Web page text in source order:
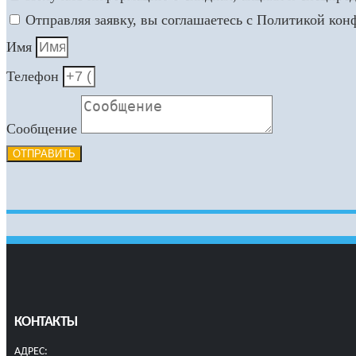
Отправляя заявку, вы соглашаетесь с Политикой
Имя
Телефон
Сообщение
ОТПРАВИТЬ
КОНТАКТЫ
АДРЕС: